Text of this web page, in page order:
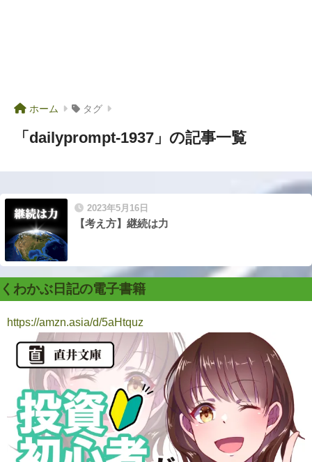
ホーム タグ
「dailyprompt-1937」の記事一覧
2023年5月16日
【考え方】継続は力
くわかぶ日記の電子書籍
https://amzn.asia/d/5aHtquz